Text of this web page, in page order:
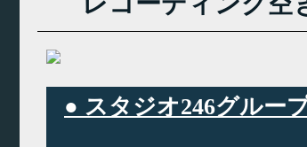
● スタジオ246グルー